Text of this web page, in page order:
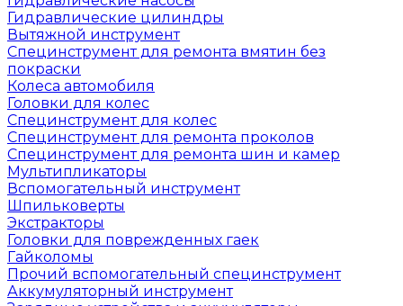
Гидравлические цилиндры
Вытяжной инструмент
Специнструмент для ремонта вмятин без
покраски
Колеса автомобиля
Головки для колес
Специнструмент для колес
Специнструмент для ремонта проколов
Специнструмент для ремонта шин и камер
Мультипликаторы
Вспомогательный инструмент
Шпильковерты
Экстракторы
Головки для поврежденных гаек
Гайколомы
Прочий вспомогательный специнструмент
Аккумуляторный инструмент